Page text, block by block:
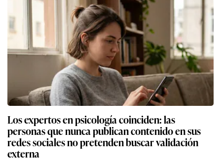
Los expertos en psicología coinciden: las
personas que nunca publican contenido en sus
redes sociales no pretenden buscar validación
externa